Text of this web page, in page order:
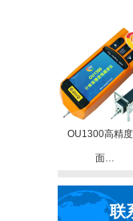
OU1300高精
面…
联